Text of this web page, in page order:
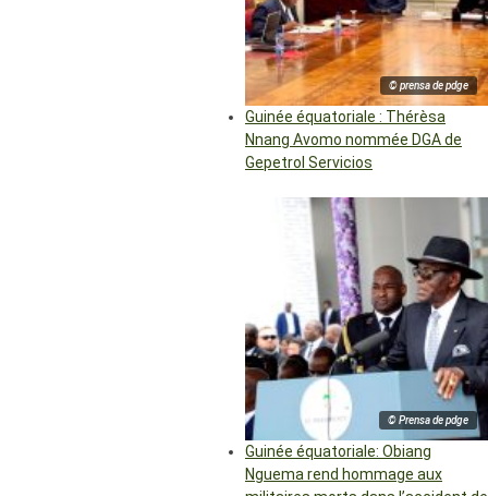
© prensa de pdge
Guinée équatoriale : Thérèsa
Nnang Avomo nommée DGA de
Gepetrol Servicios
© Prensa de pdge
Guinée équatoriale: Obiang
Nguema rend hommage aux